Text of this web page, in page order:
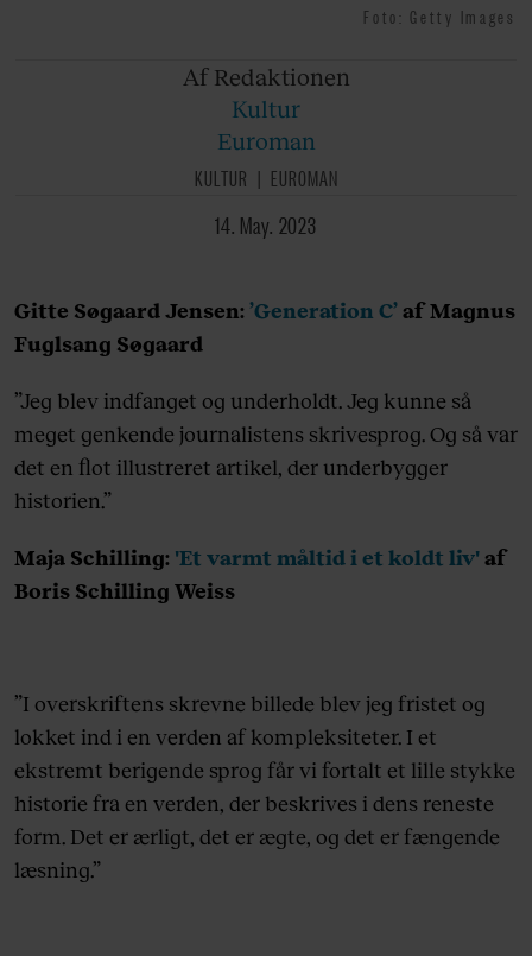
Foto: Getty Images
Af Redaktionen
Kultur
Euroman
KULTUR
EUROMAN
14. May. 2023
Gitte Søgaard Jensen: ’Generation C’af Magnus
Fuglsang Søgaard
”Jeg blev indfanget og underholdt. Jeg kunne så
meget genkende journalistens skrivesprog. Og så var
det en flot illustreret artikel, der underbygger
historien.”
Maja Schilling: 'Et varmt måltid i et koldt liv'af
Boris Schilling Weiss
”I overskriftens skrevne billede blev jeg fristet og
lokket ind i en verden af kompleksiteter. I et
ekstremt berigende sprog får vi fortalt et lille stykke
historie fra en verden, der beskrives i dens reneste
form. Det er ærligt, det er ægte, og det er fængende
læsning.”